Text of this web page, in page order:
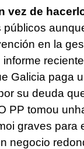
vez de
públicos
en la
Galicia paga
su deuda
PP tomou
graves para
negocio